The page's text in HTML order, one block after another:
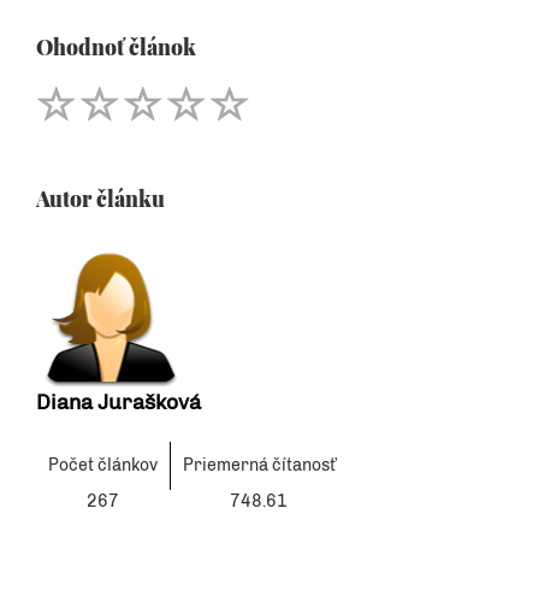
Ohodnoť článok
Autor článku
Diana Jurašková
Počet článkov
Priemerná čítanosť
267
748.61